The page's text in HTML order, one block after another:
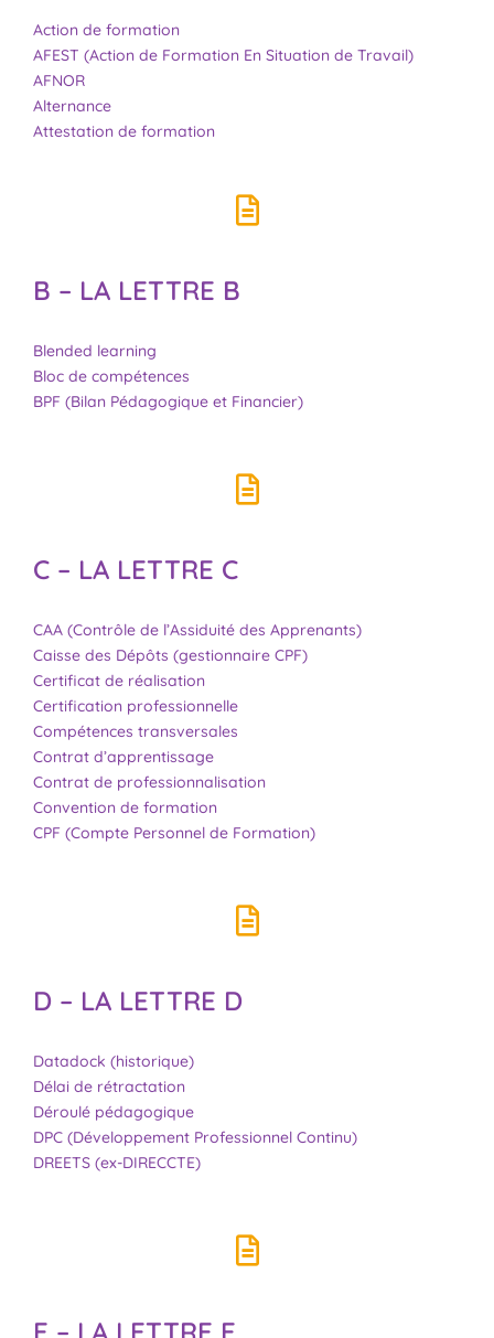
Action de formation
AFEST (Action de Formation En Situation de Travail)
AFNOR
Alternance
Attestation de formation
B – LA LETTRE B
Blended learning
Bloc de compétences
BPF (Bilan Pédagogique et Financier)
C – LA LETTRE C
CAA (Contrôle de l’Assiduité des Apprenants)
Caisse des Dépôts (gestionnaire CPF)
Certificat de réalisation
Certification professionnelle
Compétences transversales
Contrat d’apprentissage
Contrat de professionnalisation
Convention de formation
CPF (Compte Personnel de Formation)
D – LA LETTRE D
Datadock (historique)
Délai de rétractation
Déroulé pédagogique
DPC (Développement Professionnel Continu)
DREETS (ex-DIRECCTE)
E – LA LETTRE E